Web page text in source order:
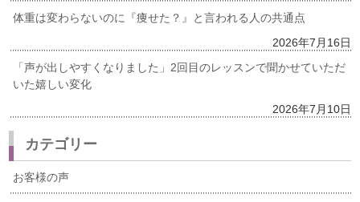
体重は変わらないのに『痩せた？』と言われる人の共通点
2026年7月16日
「声が出しやすくなりました」2回目のレッスンで聞かせていただ
いた嬉しい変化
2026年7月10日
カテゴリー
お客様の声